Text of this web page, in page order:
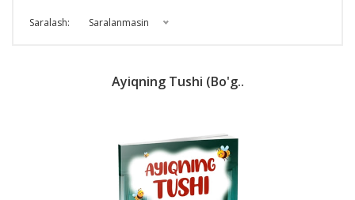
Saralash: Saralanmasin
Ayiqning Tushi (bo'g..